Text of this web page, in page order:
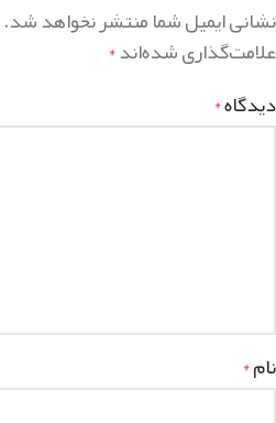
نشانی ایمیل شما منتشر نخواهد شد.
علامت‌گذاری شده‌اند*
دیدگاه*
نام*